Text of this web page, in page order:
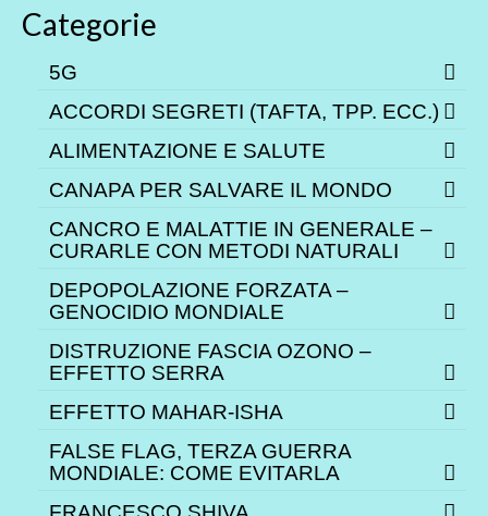
Categorie
5G
ACCORDI SEGRETI (TAFTA, TPP. ECC.)
ALIMENTAZIONE E SALUTE
CANAPA PER SALVARE IL MONDO
CANCRO E MALATTIE IN GENERALE –
CURARLE CON METODI NATURALI
DEPOPOLAZIONE FORZATA –
GENOCIDIO MONDIALE
DISTRUZIONE FASCIA OZONO –
EFFETTO SERRA
EFFETTO MAHAR-ISHA
FALSE FLAG, TERZA GUERRA
MONDIALE: COME EVITARLA